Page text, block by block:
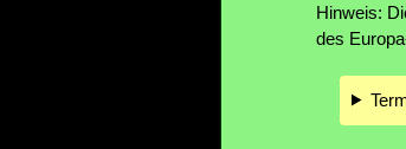
Hinweis:
des